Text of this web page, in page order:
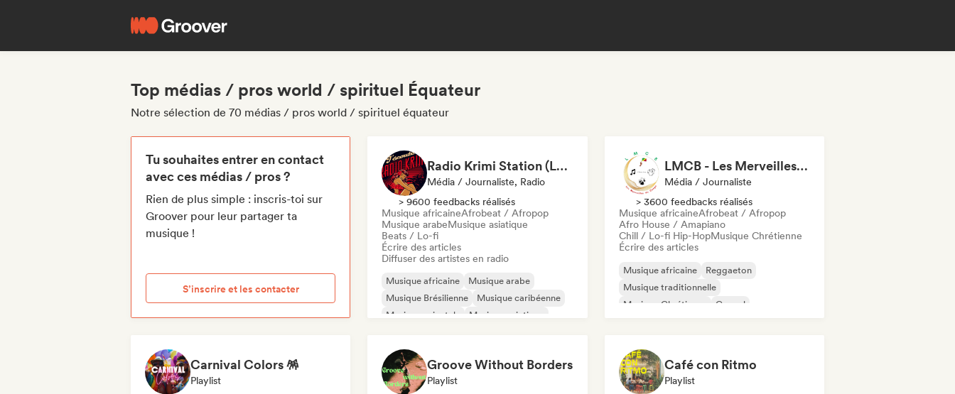
Top médias / pros world / spirituel Équateur
Notre sélection de 70 médias / pros world / spirituel équateur
Tu souhaites entrer en contact
avec ces médias / pros ?
Rien de plus simple : inscris-toi sur
Groover pour leur partager ta
musique !
S’inscrire et les contacter
Radio Krimi Station (La Radio)
Média / Journaliste, Radio
> 9600 feedbacks réalisés
Musique africaineAfrobeat / Afropop
Musique arabeMusique asiatique
Beats / Lo-fi
Écrire des articles
Diffuser des artistes en radio
Musique africaine
Musique arabe
Musique Brésilienne
Musique caribéenne
Musique orientale
Musique asiatique
LMCB - Les Merveilles du Congo 🇨🇬
Média / Journaliste
> 3600 feedbacks réalisés
Musique africaineAfrobeat / Afropop
Afro House / Amapiano
Chill / Lo-fi Hip-HopMusique Chrétienne
Écrire des articles
Musique africaine
Reggaeton
Musique traditionnelle
Musique Chrétienne
Gospel
Chill / Lo-fi Hip-Hop
Carnival Colors 🪅
Playlist
Groove Without Borders
Playlist
Café con Ritmo
Playlist